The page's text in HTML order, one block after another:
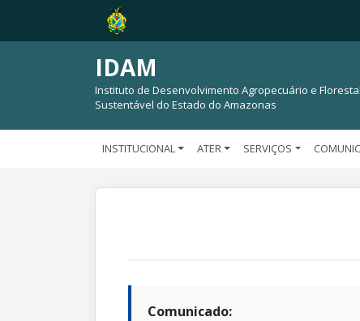
IDAM
Instituto de Desenvolvimento Agropecuário e Florestal
Sustentável do Estado do Amazonas
INSTITUCIONAL ATER SERVIÇOS
Comunicado: